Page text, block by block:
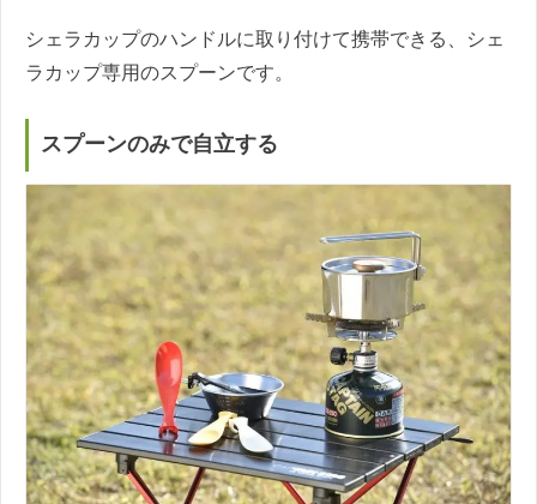
シェラカップのハンドルに取り付けて携帯できる、シェ
ラカップ専用のスプーンです。
スプーンのみで自立する